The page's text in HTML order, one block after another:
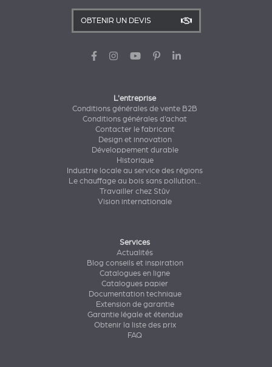
OBTENIR UN DEVIS
L'entreprise
Conditions générales de vente B2B
Conditions générales d’achat
Contacter le fabricant
Design et innovation
Développement durable
Historique
Industrie locale au service des régions
Le chauffage au bois sans pollution...
Travailler chez Stûv
Vision internationale
Services
Actualités
Blog conseils et inspiration
Catalogues en ligne
Catalogues papier
Documentation technique
Extension de garantie
Garantie légale et étendue
Obtenir la liste des prix
FAQ